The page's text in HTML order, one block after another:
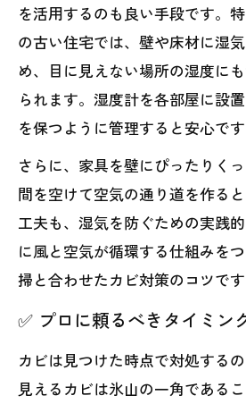
を活用するのも良い手段です。
の古い住宅では、壁や床材に湿
め、目に見えない場所の湿度に
られます。湿度計を各部屋に設
を保つように管理すると安心です
さらに、家具を壁にぴったりく
間を空けて空気の通り道を作る
工夫も、湿気を防ぐための実践
に風と空気が循環する仕組みを
掃と合わせたカビ対策のコツです
✅ プロに頼るべきタイミン
カビは見つけた時点で対処する
見えるカビは氷山の一角である